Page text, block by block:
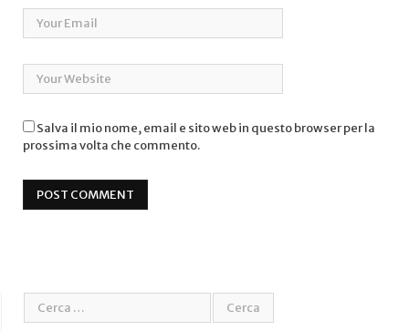
Salva il mio nome, email e sito web in questo browser per la
prossima volta che commento.